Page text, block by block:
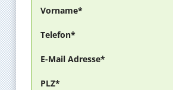
Vorname*
Telefon*
E-Mail Adresse*
PLZ*